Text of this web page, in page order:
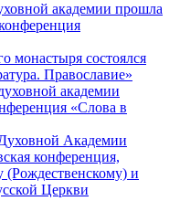
академии прошла
монастыря состоялся
Православие»
академии
«Слова в
Академии
конференция,
(Рождественскому) и
Церкви